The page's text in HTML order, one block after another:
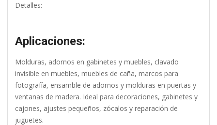
Detalles:
Aplicaciones:
Molduras, adornos en gabinetes y muebles, clavado
invisible en muebles, muebles de caña, marcos para
fotografía, ensamble de adornos y molduras en puertas y
ventanas de madera. Ideal para decoraciones, gabinetes y
cajones, ajustes pequeños, zócalos y reparación de
juguetes.